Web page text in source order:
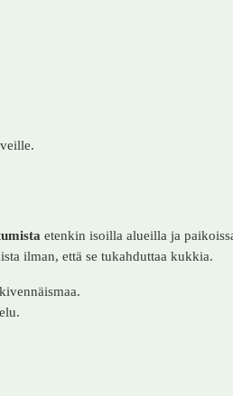
etenkin isoilla alueilla ja
ilman, että se tukahduttaa kukkia.